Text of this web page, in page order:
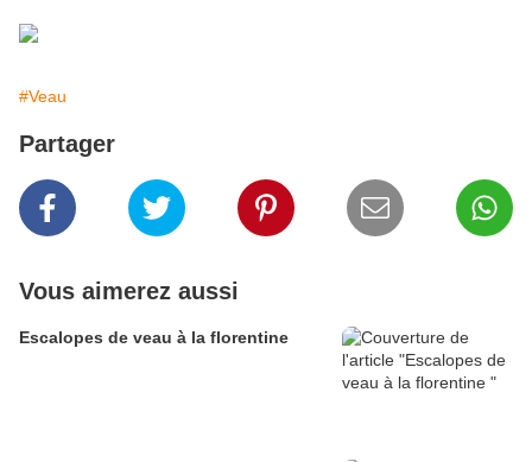
#Veau
Partager
Vous aimerez aussi
Escalopes de veau à la florentine